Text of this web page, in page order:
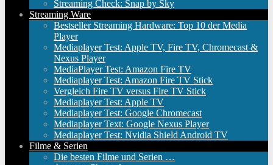
Streaming Check: Snap by Sky
Streaming Ware
Bestseller Streaming Hardware: Top 10 der Media
Player
Mediaplayer Test: Apple TV, Fire TV, Chromecast &
Nexus Player
MediaPlayer Test: Amazon Fire TV
Mediaplayer Test: Amazon Fire TV Stick
Vergleich Fire TV versus Fire TV Stick
Mediaplayer Test: Apple TV
Mediaplayer Test: Google Chromecast
Mediaplayer Text: Google Nexus Player
Mediaplayer Test: Nvidia Shield Android TV
Filme & Serien
Die besten Filme und Serien …